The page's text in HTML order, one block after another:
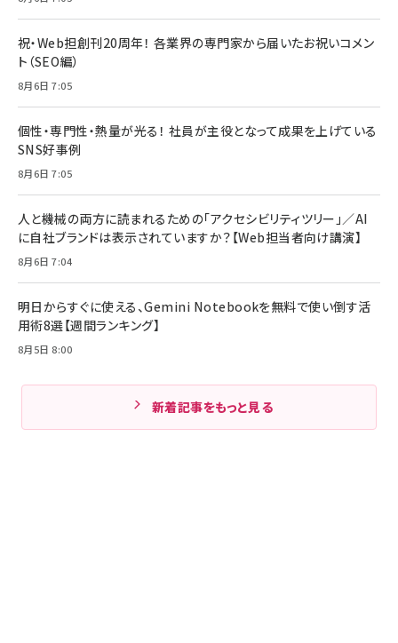
祝・Web担創刊20周年！ 各業界の専門家から届いたお祝いコメン
ト（SEO編）
8月6日 7:05
個性・専門性・熱量が光る！ 社員が主役となって成果を上げている
SNS好事例
8月6日 7:05
人と機械の両方に読まれるための「アクセシビリティツリー」／AI
に自社ブランドは表示されていますか？【Web担当者向け講演】
8月6日 7:04
明日からすぐに使える、Gemini Notebookを無料で使い倒す活
用術8選【週間ランキング】
8月5日 8:00
新着記事をもっと見る